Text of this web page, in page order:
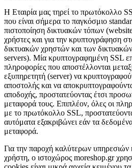
H Εταιρία μας τηρεί το πρωτόκολλο
που είναι σήμερα το παγκόσμιο
πιστοποίηση δικτυακών τόπων
χρήστες και για την κρυπτογράφηση
δικτυακών χρηστών και των
servers). Μία κρυπτογραφημένη SSL
πληροφορίες που αποστέλλονται
εξυπηρετητή (server) να
αποστολής και να
αποδοχής, προστατεύοντας έτσι
μεταφορά τους. Επιπλέον, όλες οι
με το πρωτόκολλο SSL,
αυτόματα εξακριβώνει εάν τα
μεταφορά.
Για την παροχή καλύτερων υπηρεσιών
χρήστη, ο ιστοχώρος moreshop.gr